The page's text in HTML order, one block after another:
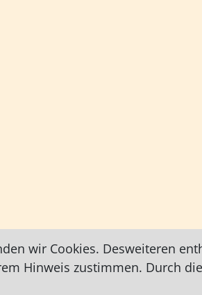
wir Cookies. Desweiteren
Hinweis zustimmen. Durch